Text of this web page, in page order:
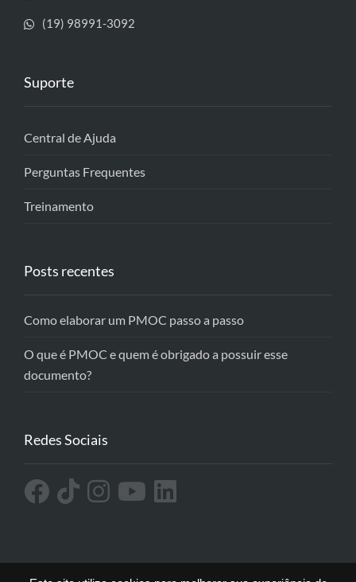
(19) 98991-3092
Suporte
Central de Ajuda
Perguntas Frequentes
Treinamento
Posts recentes
Como elaborar um PMOC passo a passo
O que é PMOC e quem é obrigado a possuir esse
documento?
Redes Sociais